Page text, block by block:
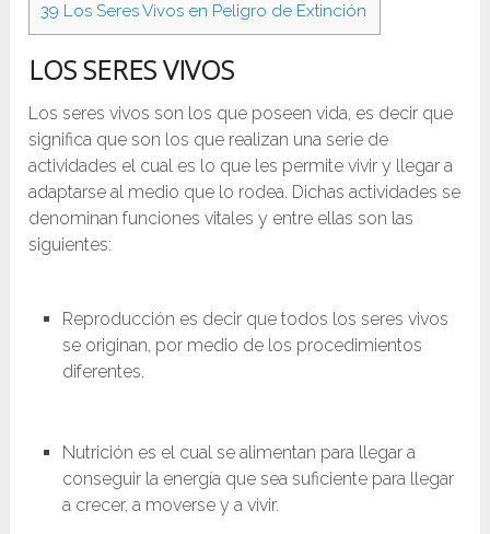
39 Los Seres Vivos en Peligro de Extinción
LOS SERES VIVOS
Los seres vivos son los que poseen vida, es decir que
significa que son los que realizan una serie de
actividades el cual es lo que les permite vivir y llegar a
adaptarse al medio que lo rodea. Dichas actividades se
denominan funciones vitales y entre ellas son las
siguientes:
Reproducción es decir que todos los seres vivos
se originan, por medio de los procedimientos
diferentes.
Nutrición es el cual se alimentan para llegar a
conseguir la energía que sea suficiente para llegar
a crecer, a moverse y a vivir.